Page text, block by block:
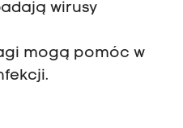
wirusy
mogą pomóc w